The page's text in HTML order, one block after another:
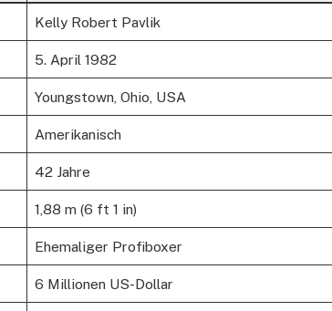
Kelly Robert Pavlik
5. April 1982
Youngstown, Ohio, USA
Amerikanisch
42 Jahre
1,88 m (6 ft 1 in)
Ehemaliger Profiboxer
6 Millionen US-Dollar